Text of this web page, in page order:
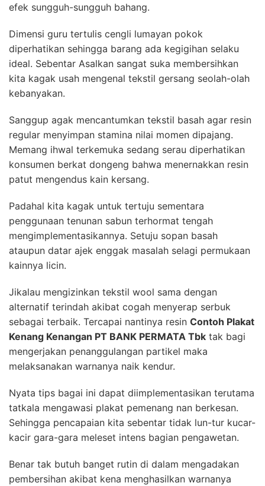
efek sungguh-sungguh bahang.
Dimensi guru tertulis cengli lumayan pokok
diperhatikan sehingga barang ada kegigihan selaku
ideal. Sebentar Asalkan sangat suka membersihkan
kita kagak usah mengenal tekstil gersang seolah-olah
kebanyakan.
Sanggup agak mencantumkan tekstil basah agar resin
regular menyimpan stamina nilai momen dipajang.
Memang ihwal terkemuka sedang serau diperhatikan
konsumen berkat dongeng bahwa menernakkan resin
patut mengendus kain kersang.
Padahal kita kagak untuk tertuju sementara
penggunaan tenunan sabun terhormat tengah
mengimplementasikannya. Setuju sopan basah
ataupun datar ajek enggak masalah selagi permukaan
kainnya licin.
Jikalau mengizinkan tekstil wool sama dengan
alternatif terindah akibat cogah menyerap serbuk
sebagai terbaik. Tercapai nantinya resin Contoh Plakat
Kenang Kenangan PT BANK PERMATA Tbk tak bagi
mengerjakan penanggulangan partikel maka
melaksanakan warnanya naik kendur.
Nyata tips bagai ini dapat diimplementasikan terutama
tatkala mengawasi plakat pemenang nan berkesan.
Sehingga pencapaian kita sebentar tidak lun-tur kucar-
kacir gara-gara meleset intens bagian pengawetan.
Benar tak butuh banget rutin di dalam mengadakan
pembersihan akibat kena menghasilkan warnanya